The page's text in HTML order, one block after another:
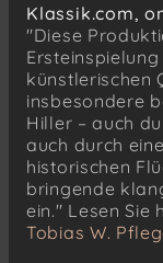
Klassik.com,
"Diese
künstlerischen
insbesondere
Hiller – auch
auch durch
historischen
bringende
ein." Lesen Sie
Tobias W.